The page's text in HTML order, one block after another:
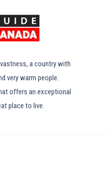
a country with
very warm people.
offers an exceptional
place to live.